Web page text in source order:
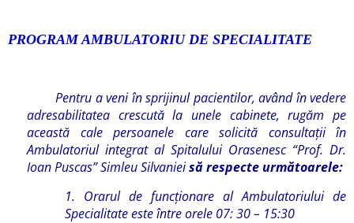
PROGRAM AMBULATORIU DE SPECIALITATE
Pentru a veni în sprijinul pacientilor, având în vedere
adresabilitatea crescută la unele cabinete, rugăm pe
această cale persoanele care solicită consultaţii în
Ambulatoriul integrat al Spitalului Orasenesc “Prof. Dr.
Ioan Puscas” Simleu Silvanieisă respecte următoarele:
1. Orarul de funcţionare al Ambulatoriului de
Specialitate este între orele 07: 30 – 15:30